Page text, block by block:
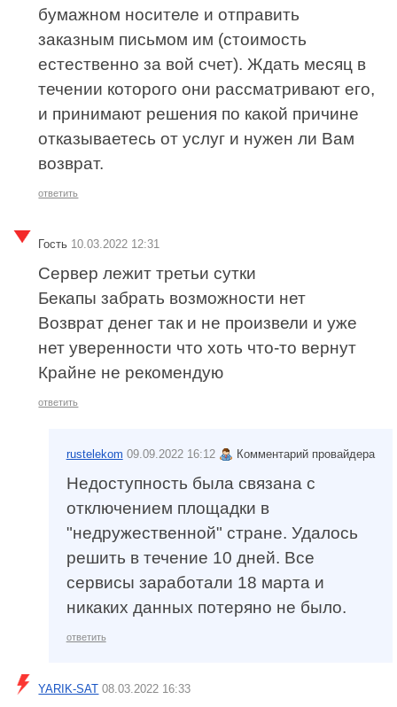
бумажном носителе и отправить
заказным письмом им (стоимость
естественно за вой счет). Ждать месяц в
течении которого они рассматривают его,
и принимают решения по какой причине
отказываетесь от услуг и нужен ли Вам
возврат.
ответить
Гость 10.03.2022 12:31
Сервер лежит третьи сутки
Бекапы забрать возможности нет
Возврат денег так и не произвели и уже
нет уверенности что хоть что-то вернут
Крайне не рекомендую
ответить
rustelekom 09.09.2022 16:12 Комментарий провайдера
Недоступность была связана с
отключением площадки в
"недружественной" стране. Удалось
решить в течение 10 дней. Все
сервисы заработали 18 марта и
никаких данных потеряно не было.
ответить
YARIK-SAT 08.03.2022 16:33